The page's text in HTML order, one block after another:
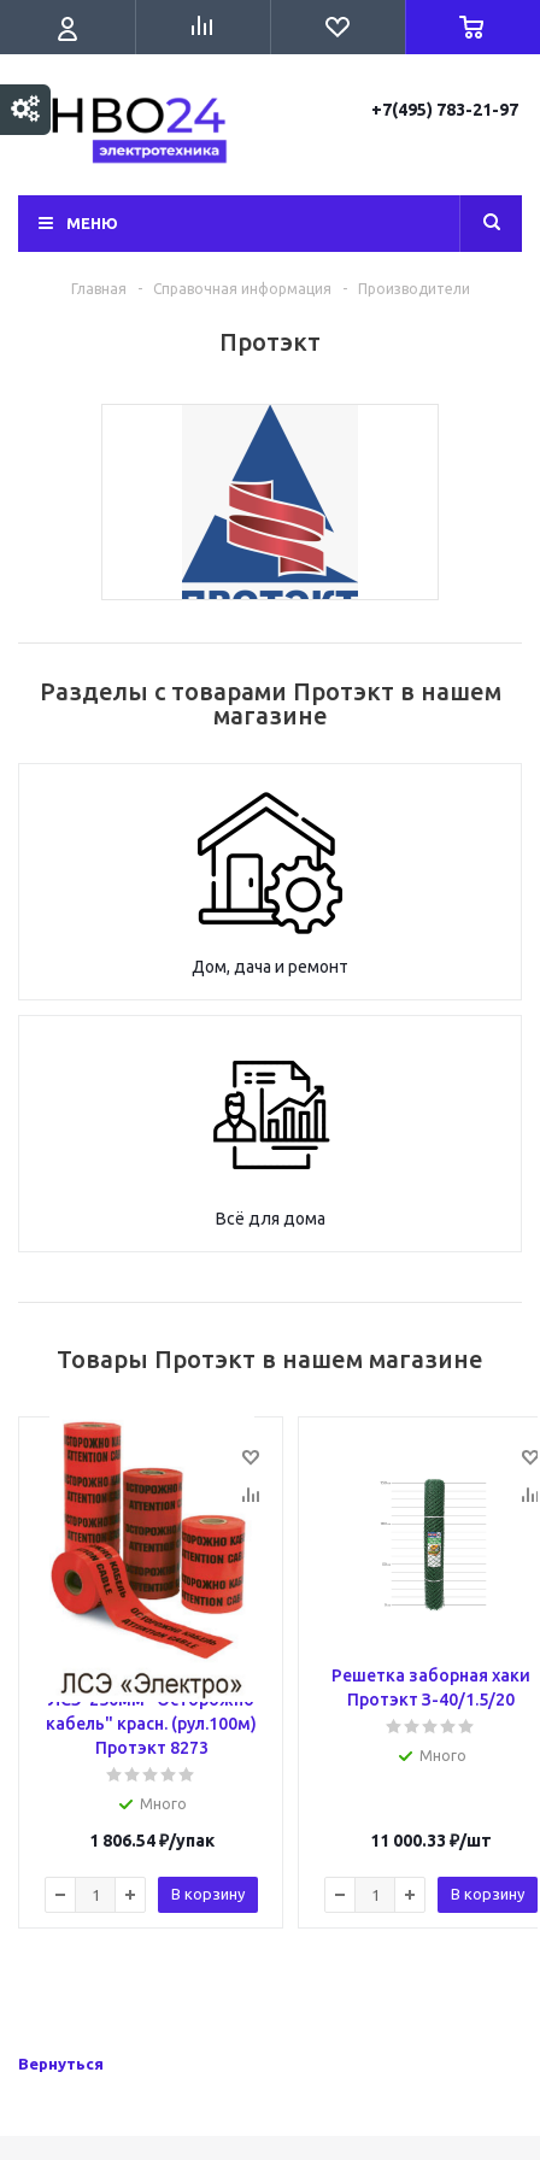
+7(495) 783-21-97
МЕНЮ
Главная - Справочная информация - Производители
Протэкт
Разделы с товарами Протэкт в нашем
магазине
Дом, дача и ремонт
Всё для дома
Товары Протэкт в нашем магазине
Лента сигнальная
ЛСЭ-250мм "Осторожно
кабель" красн. (рул.100м)
Протэкт 8273
Много
1 806.54₽/упак
В корзину
Решетка заборная хаки
Протэкт З-40/1.5/20
Много
11 000.33 ₽/шт
В корзину
Вернуться